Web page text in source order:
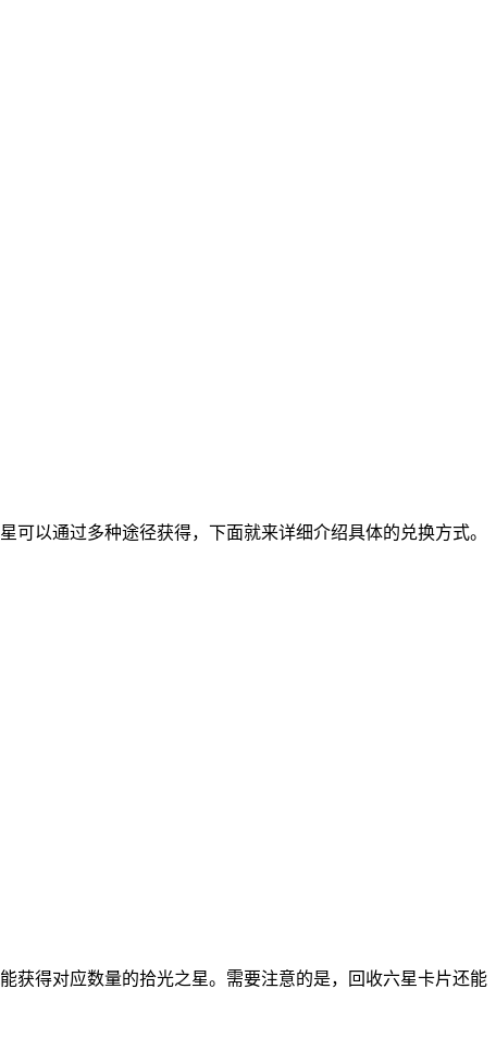
以通过多种途径获得，下面就来详细介绍具体的兑换方式。
获得对应数量的拾光之星。需要注意的是，回收六星卡片还能